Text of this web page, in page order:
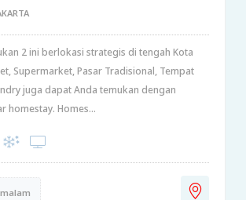
2 ini berlokasi strategis di tengah Kota
Supermarket, Pasar Tradisional, Tempat
juga dapat Anda temukan dengan
homestay. Homes...